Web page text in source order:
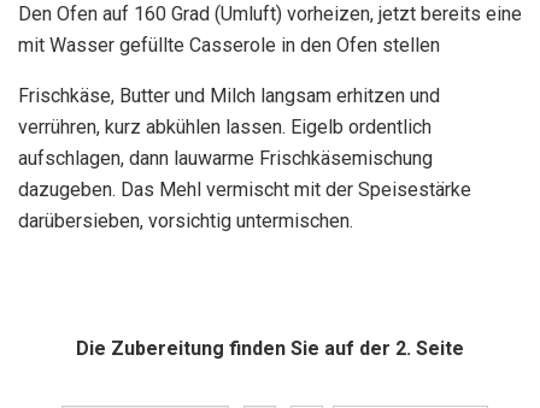
Den Ofen auf 160 Grad (Umluft) vorheizen, jetzt bereits eine
mit Wasser gefüllte Casserole in den Ofen stellen
Frischkäse, Butter und Milch langsam erhitzen und
verrühren, kurz abkühlen lassen. Eigelb ordentlich
aufschlagen, dann lauwarme Frischkäsemischung
dazugeben. Das Mehl vermischt mit der Speisestärke
darübersieben, vorsichtig untermischen.
Die Zubereitung finden Sie auf der 2. Seite